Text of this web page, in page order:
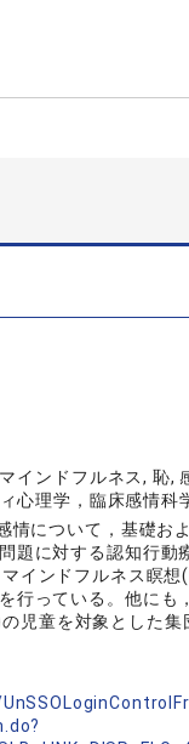
インドフルネス, 恥,
心理学，臨床感情科
情について，基礎お
題に対する認知行動
インドフルネス瞑
行っている。他にも
児童を対象とした